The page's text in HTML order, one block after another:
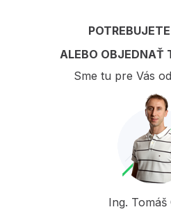
ALEBO OBJEDNAŤ
Sme tu pre Vás
Ing. Tomáš